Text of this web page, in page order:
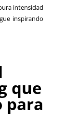
intensidad
inspirando
que
para